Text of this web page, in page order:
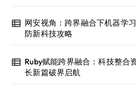
网安视角：跨界融合下机器学
防新科技攻略
Ruby赋能跨界融合：科技整合
长新篇破界启航